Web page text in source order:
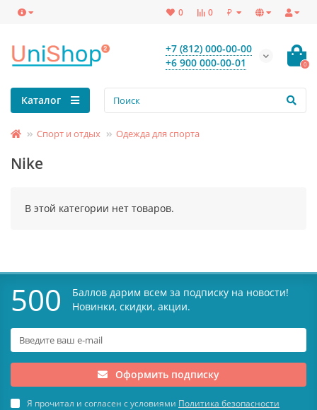
₽
0
0
+7 (812) 000-00-00
+6 900 000-00-01
0
Каталог
Спорт и отдых Одежда для спорта
Nike
В этой категории нет товаров.
500
Баллов дарим всем за подписку на новости!
Новинки, скидки, акции.
Оформить подписку
Я прочитал и согласен с условиями Политика безопасности